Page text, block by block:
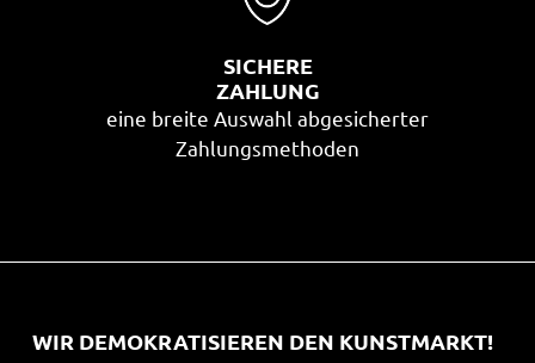
SICHERE
ZAHLUNG
eine breite Auswahl abgesicherter
Zahlungsmethoden
WIR DEMOKRATISIEREN DEN KUNSTMARKT!